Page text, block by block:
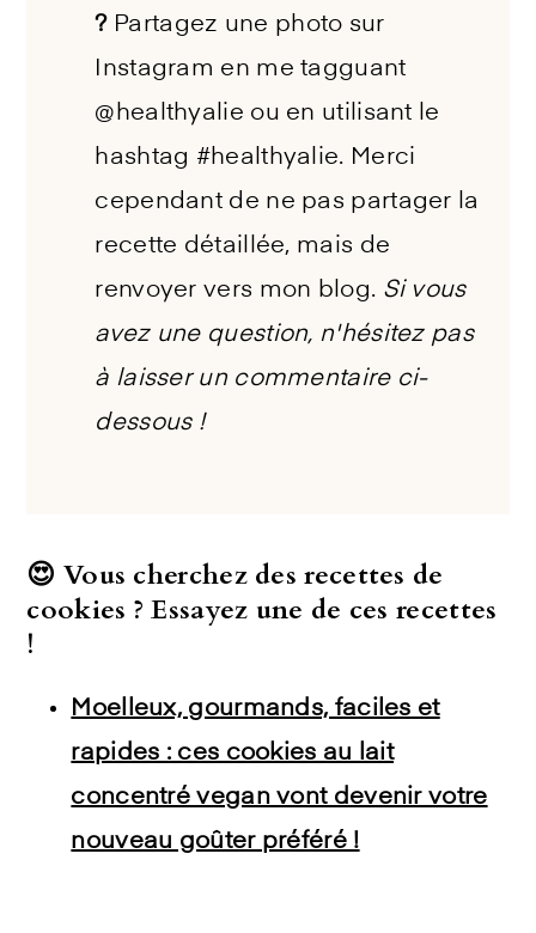
? Partagez une photo sur
Instagram en me tagguant
@healthyalie ou en utilisant le
hashtag #healthyalie. Merci
cependant de ne pas partager la
recette détaillée, mais de
renvoyer vers mon blog. Si vous
avez une question, n'hésitez pas
à laisser un commentaire ci-
dessous !
😍 Vous cherchez des recettes de
cookies ? Essayez une de ces recettes
!
Moelleux, gourmands, faciles et
rapides : ces cookies au lait
concentré vegan vont devenir votre
nouveau goûter préféré !